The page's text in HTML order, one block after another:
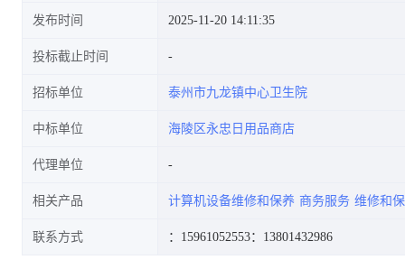
发布时间 2025-11-20 14:11:35
投标截止时间
招标单位 泰州市九龙镇中心卫生院
中标单位 海陵区永忠日用品商店
代理单位
相关产品 计算机设备维修和保养 商务服务 维修和
联系方式 ：15961052553：13801432986